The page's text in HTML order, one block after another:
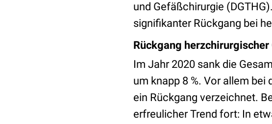
und Gefäßchirurgie
signifikanter Rückgang bei
Rückgang herzchirurgischer
Im Jahr 2020 sank die
um knapp 8 %. Vor allem bei
ein Rückgang verzeichnet.
erfreulicher Trend fort: In